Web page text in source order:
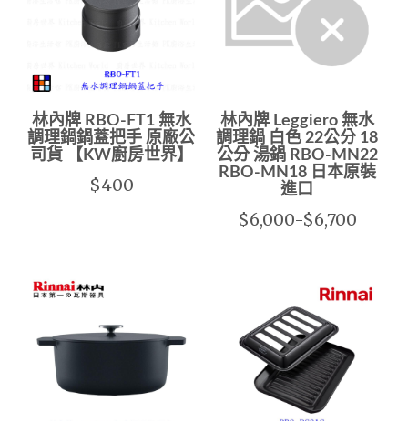
林內牌 RBO-FT1 無水
調理鍋鍋蓋把手 原廠公
司貨 【KW廚房世界】
$400
林內牌 Leggiero 無水
調理鍋 白色 22公分 18
公分 湯鍋 RBO-MN22
RBO-MN18 日本原裝
進口
$6,000-$6,700